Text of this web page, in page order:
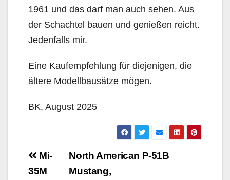
1961 und das darf man auch sehen. Aus
der Schachtel bauen und genießen reicht.
Jedenfalls mir.
Eine Kaufempfehlung für diejenigen, die
ältere Modellbausätze mögen.
BK, August 2025
Beitragsnavigation
North American P-51B
Mustang,
Mi-
35M